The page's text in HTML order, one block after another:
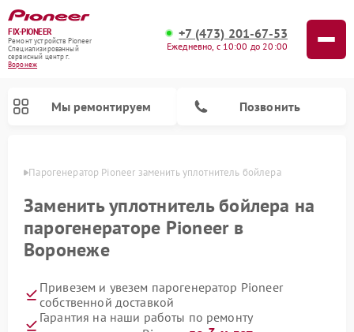
FIX-PIONEER
Ремонт устройств Pioneer
Специализированный
cервисный центр г.
Воронеж
+7 (473) 201-67-53
Ежедневно, с 10:00 до 20:00
Мы ремонтируем Позвонить
Парогенератор Pioneer заменить уплотнитель бойлера
Заменить уплотнитель бойлера на
парогенераторе Pioneer в
Воронеже
Привезем и увезем парогенератор Pioneer
собственной доставкой
Гарантия на наши работы по ремонту